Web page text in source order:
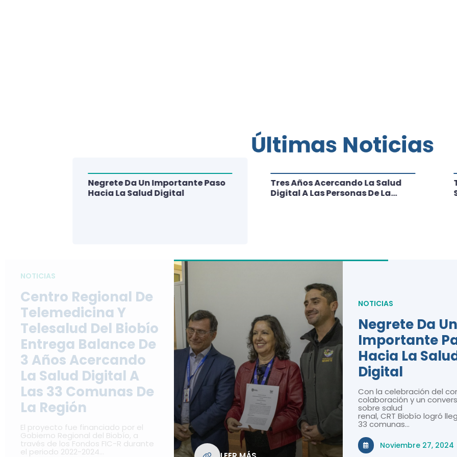
NOTICIAS
Centro Regional De
Telemedicina Y
Telesalud Del Biobío
Entrega Balance De
3 Años Acercando
La Salud Digital A
Las 33 Comunas De
La Región
El proyecto fue financiado por el
Gobierno Regional del Biobío, a
través de los Fondos FIC-R durante
el periodo 2022-2024…
NOTICIAS
Negrete Da Un
Importante
Hacia La
Digital
Con la celebración del
colaboración y un
sobre salud
renal, CRT Biobío logró
33 comunas…
Noviembre 27, 2024
Negrete Da Un Importante Paso
Hacia La Salud Digital
Tres Años Acercando La Salud
Digital A Las Personas De La
Últimas Noticias